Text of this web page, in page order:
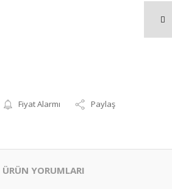
Fiyat Alarmı Paylaş
ÜRÜN YORUMLARI